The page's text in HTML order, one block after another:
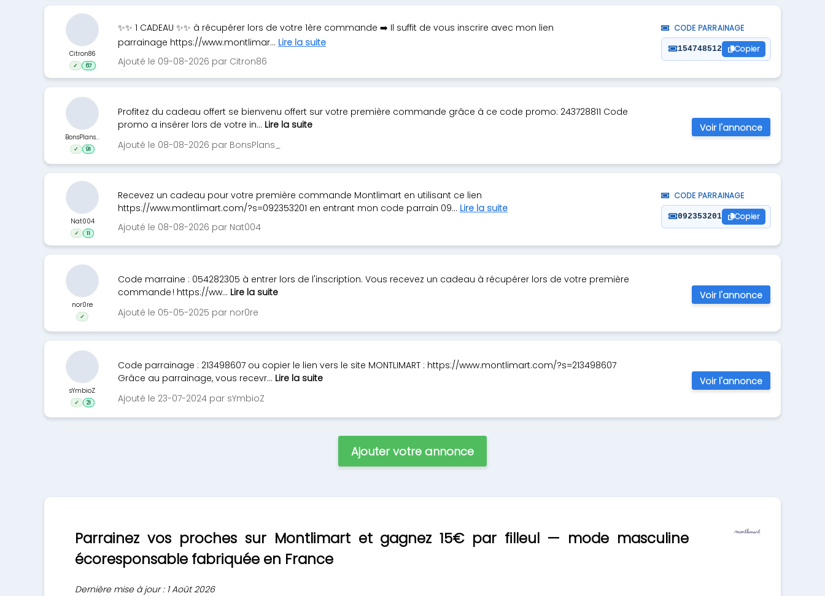
✨✨ 1 CADEAU ✨✨ à récupérer lors de votre 1ère commande ➡️ Il suffit de vous inscrire avec mon lien
parrainage https://www.montlimar... Lire la suite
Ajouté le 09-08-2026 par Citron86
CODE PARRAINAGE
154748512 Copier
Citron86
✓ 67
Profitez du cadeau offert se bienvenu offert sur votre première commande grâce à ce code promo: 243728811 Code
promo a insérer lors de votre in... Lire la suite
Ajouté le 08-08-2026 par BonsPlans_
BonsPlans...
✓ 91
Voir l'annonce
Recevez un cadeau pour votre première commande Montlimart en utilisant ce lien
https://www.montlimart.com/?s=092353201 en entrant mon code parrain 09... Lire la suite
Ajouté le 08-08-2026 par Nat004
CODE PARRAINAGE
092353201 Copier
Nat004
✓ 11
Code marraine : 054282305 à entrer lors de l'inscription. Vous recevez un cadeau à récupérer lors de votre première
commande ! https://ww... Lire la suite
Ajouté le 05-05-2025 par nor0re
nor0re
✓
Voir l'annonce
Code parrainage : 213498607 ou copier le lien vers le site MONTLIMART : https://www.montlimart.com/?s=213498607
Grâce au parrainage, vous recevr... Lire la suite
Ajouté le 23-07-2024 par sYmbioZ
sYmbioZ
✓ 21
Voir l'annonce
Ajouter votre annonce
Parrainez vos proches sur Montlimart et gagnez 15€ par filleul — mode masculine
écoresponsable fabriquée en France
Dernière mise à jour : 1 Août 2026